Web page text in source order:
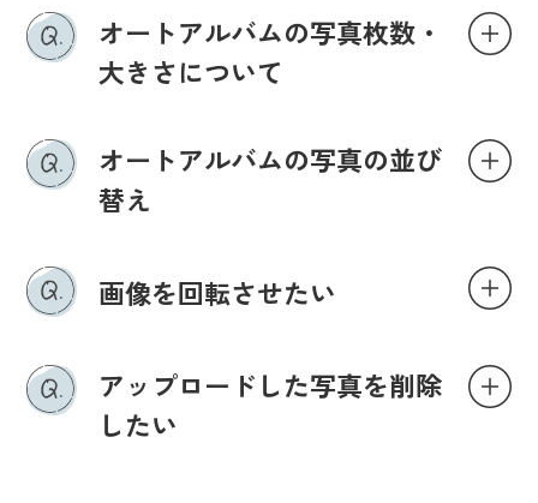
オートアルバムの写真枚数・
大きさについて
オートアルバムの写真の並び
替え
画像を回転させたい
アップロードした写真を削除
したい